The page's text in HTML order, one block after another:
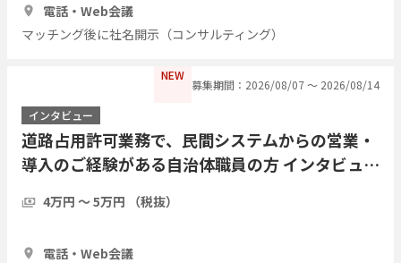
電話・Web会議
マッチング後に社名開示（コンサルティング）
NEW
募集期間：2026/08/07 〜 2026/08/14
インタビュー
道路占用許可業務で、民間システムからの営業・
導入のご経験がある自治体職員の方 インタビュー
4万円 〜 5万円 （税抜）
電話・Web会議